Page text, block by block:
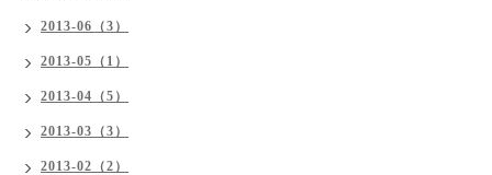
2013-06（3）
2013-05（1）
2013-04（5）
2013-03（3）
2013-02（2）